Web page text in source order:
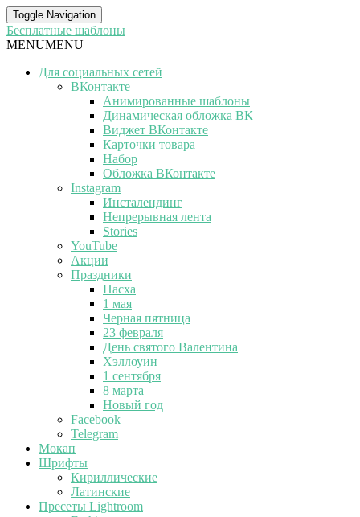
Toggle Navigation
Бесплатные шаблоны
MENUMENU
Для социальных сетей
ВКонтакте
Анимированные шаблоны
Динамическая обложка ВК
Виджет ВКонтакте
Карточки товара
Набор
Обложка ВКонтакте
Instagram
Инсталендинг
Непрерывная лента
Stories
YouTube
Акции
Праздники
Пасха
1 мая
Черная пятница
23 февраля
День святого Валентина
Хэллоуин
1 сентября
8 марта
Новый год
Facebook
Telegram
Мокап
Шрифты
Кириллические
Латинские
Пресеты Lightroom